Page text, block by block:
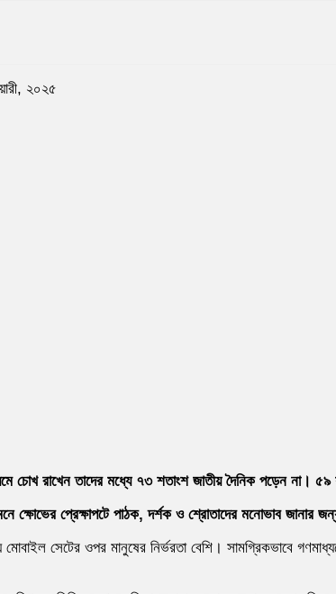
২০২৫
চোখ রাখেন তাদের মধ্যে ৭৩ শতাংশ জাতীয় দৈনিক পড়েন না।
ক্ষোভের প্রেক্ষাপটে পাঠক, দর্শক ও শ্রোতাদের মনোভাব জানার
মোবাইল সেটের ওপর মানুষের নির্ভরতা বেশি। সামগ্রিকভাবে